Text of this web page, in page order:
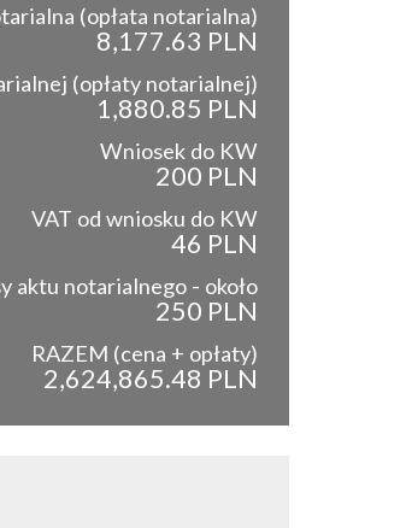
(opłata notarialna)
8,177.63 PLN
(opłaty notarialnej)
1,880.85 PLN
Wniosek do KW
200 PLN
VAT od wniosku do KW
46 PLN
aktu notarialnego - około
250 PLN
RAZEM (cena + opłaty)
2,624,865.48 PLN